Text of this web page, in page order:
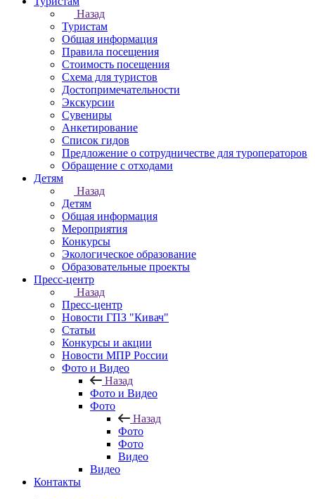
Назад
Туристам
Общая информация
Правила посещения
Стоимость посещения
Схема для туристов
Достопримечательности
Экскурсии
Сувениры
Анкетирование
Список гидов
Предложение о сотрудничестве для туроператоров
Обращение с отходами
Детям
Назад
Детям
Общая информация
Мероприятия
Конкурсы
Экологическое образование
Образовательные проекты
Пресс-центр
Назад
Пресс-центр
Новости ГПЗ "Кивач"
Статьи
Конкурсы и акции
Новости МПР России
Фото и Видео
Назад
Фото и Видео
Фото
Назад
Фото
Фото
Видео
Видео
Контакты